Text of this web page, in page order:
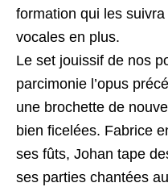
formation qui les
vocales en plus.
Le set jouissif de nos
parcimonie l’opus
une brochette de
bien ficelées. Fabrice
ses fûts, Johan tape
ses parties chantées